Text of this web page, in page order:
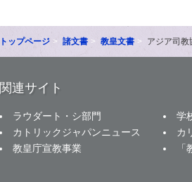
トップページ 諸文書 教皇文書 アジア司
関連サイト
ラウダート・シ部門
学
カトリックジャパンニュース
カ
教皇庁宣教事業